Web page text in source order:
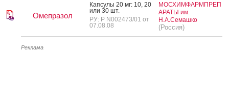
Омепразол
Кап­су­лы 20 мг: 10, 20
или 30 шт.
РУ: Р N002473/01 от
07.08.08
МОСХИМФАРМПРЕП
АРАТЫ им.
Н.А.Семашко
(Россия)
Реклама